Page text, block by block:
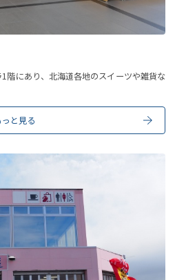
階にあり、北海道各地のスイーツや雑貨な
っと見る